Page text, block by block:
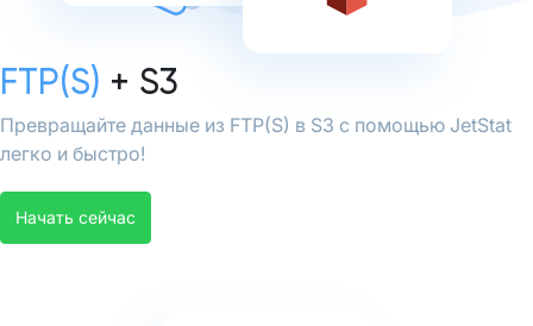
FTP(S) + S3
Превращайте данные из FTP(S) в S3 с помощью JetStat
легко и быстро!
Начать сейчас